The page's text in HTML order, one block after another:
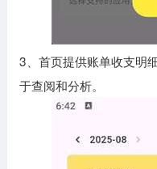
3、首页提供账单收支明
于查阅和分析。